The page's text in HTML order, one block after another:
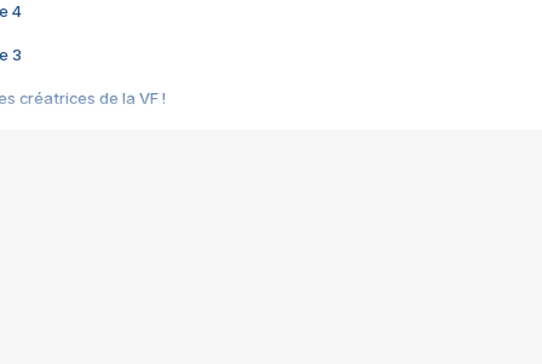
4
3
créatrices de la VF !